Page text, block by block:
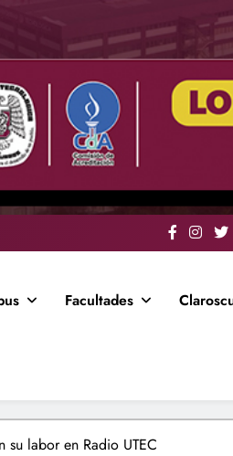
Facultades
su labor en Radio UTEC